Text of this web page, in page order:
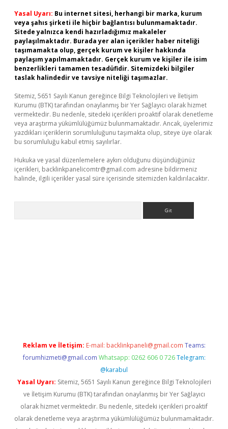
Yasal Uyarı: Bu internet sitesi, herhangi bir marka, kurum
veya şahıs şirketi ile hiçbir bağlantısı bulunmamaktadır.
Sitede yalnızca kendi hazırladığımız makaleler
paylaşılmaktadır. Burada yer alan içerikler haber niteliği
taşımamakta olup, gerçek kurum ve kişiler hakkında
paylaşım yapılmamaktadır. Gerçek kurum ve kişiler ile isim
benzerlikleri tamamen tesadüfidir. Sitemizdeki bilgiler
taslak halindedir ve tavsiye niteliği taşımazlar.
Sitemiz, 5651 Sayılı Kanun gereğince Bilgi Teknolojileri ve İletişim
Kurumu (BTK) tarafından onaylanmış bir Yer Sağlayıcı olarak hizmet
vermektedir. Bu nedenle, sitedeki içerikleri proaktif olarak denetleme
veya araştırma yükümlülüğümüz bulunmamaktadır. Ancak, üyelerimiz
yazdıkları içeriklerin sorumluluğunu taşımakta olup, siteye üye olarak
bu sorumluluğu kabul etmiş sayılırlar.
Hukuka ve yasal düzenlemelere aykırı olduğunu düşündüğünüz
içerikleri, backlinkpanelicomtr@gmail.com adresine bildirmeniz
halinde, ilgili içerikler yasal süre içerisinde sitemizden kaldırılacaktır.
Reklam ve İletişim: E-mail: backlinkpaneli@gmail.com Teams:
forumhizmeti@gmail.com Whatsapp: 0262 606 0 726 Telegram:
@karabul
Yasal Uyarı: Sitemiz, 5651 Sayılı Kanun gereğince Bilgi Teknolojileri
ve İletişim Kurumu (BTK) tarafından onaylanmış bir Yer Sağlayıcı
olarak hizmet vermektedir. Bu nedenle, sitedeki içerikleri proaktif
olarak denetleme veya araştırma yükümlülüğümüz bulunmamaktadır.